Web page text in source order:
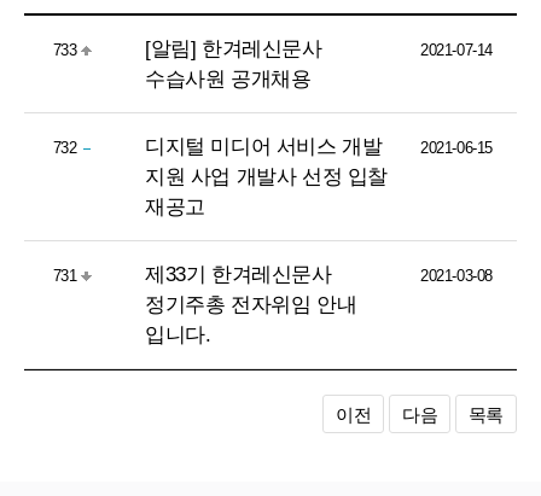
733
[알림] 한겨레신문사
수습사원 공개채용
2021-07-14
732
디지털 미디어 서비스 개발
지원 사업 개발사 선정 입찰
재공고
2021-06-15
731
제33기 한겨레신문사
정기주총 전자위임 안내
입니다.
2021-03-08
이전 다음 목록